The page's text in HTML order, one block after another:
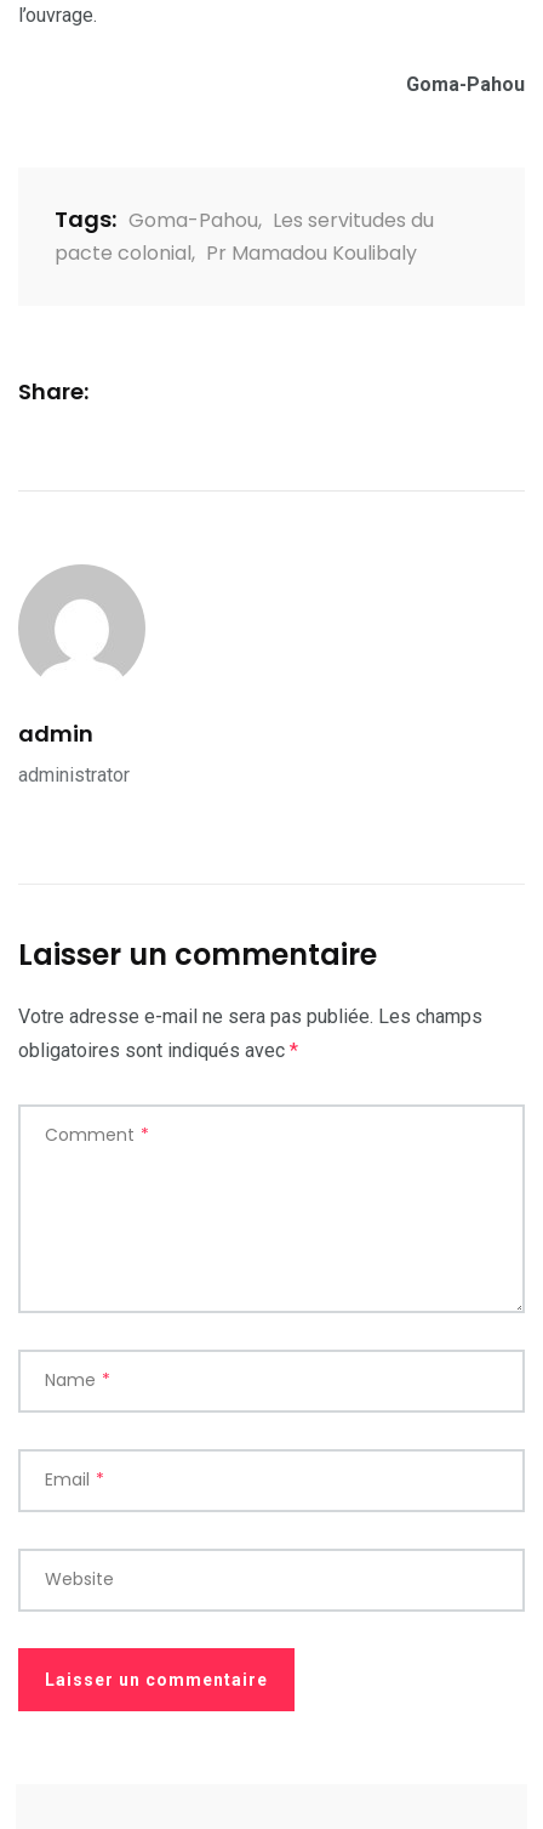
l’ouvrage.
Goma-Pahou
Tags: Goma-Pahou, Les servitudes du
pacte colonial, Pr Mamadou Koulibaly
Share:
admin
administrator
Laisser un commentaire
Votre adresse e-mail ne sera pas publiée. Les champs
obligatoires sont indiqués avec *
Comment *
Name *
Email *
Website